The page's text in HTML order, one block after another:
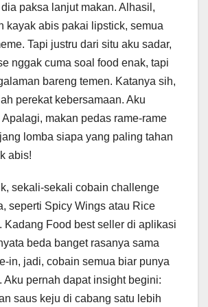
paksa lanjut makan. Alhasil,
kayak abis pakai lipstick, semua
Tapi justru dari situ aku sadar,
nggak cuma soal food enak, tapi
bareng temen. Katanya sih,
perekat kebersamaan. Aku
makan pedas rame-rame
lomba siapa yang paling tahan
abis!
sekali-sekali cobain challenge
seperti Spicy Wings atau Rice
Kadang Food best seller di aplikasi
beda banget rasanya sama
in, jadi, cobain semua biar punya
Aku pernah dapat insight begini:
saus keju di cabang satu lebih